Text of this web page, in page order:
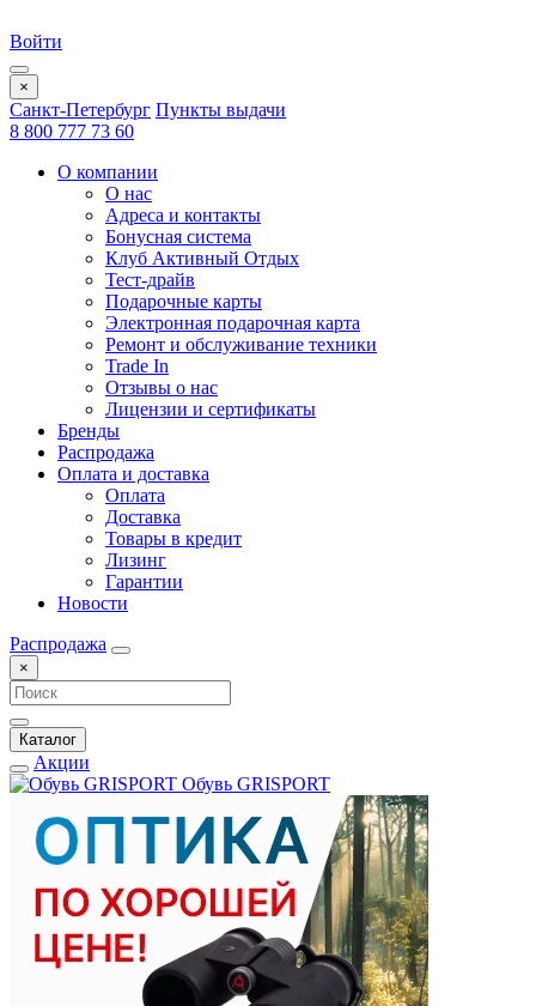
Войти
×
Санкт-Петербург Пункты выдачи
8 800 777 73 60
О компании
О нас
Адреса и контакты
Бонусная система
Клуб Активный Отдых
Тест-драйв
Подарочные карты
Электронная подарочная карта
Ремонт и обслуживание техники
Trade In
Отзывы о нас
Лицензии и сертификаты
Бренды
Распродажа
Оплата и доставка
Оплата
Доставка
Товары в кредит
Лизинг
Гарантии
Новости
Распродажа
×
Каталог
Акции
Обувь GRISPORT